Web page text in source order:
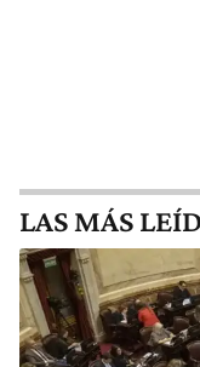
LAS MÁS